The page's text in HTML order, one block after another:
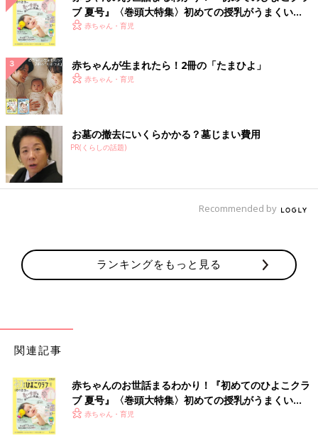
ブ 夏号』〈巻頭大特集〉初めての授乳がうまくい
く！ おっぱい・ミルクの基本と夏のトラブル 解決テ
赤ちゃん・育児
赤ちゃんが生まれたら！2冊の「たまひよ」
赤ちゃん・育児
お墓の撤去にいくらかかる？墓じまい費用
PR(くらしの話題)
Recommended by
ランキングをもっと見る
関連記事
赤ちゃんのお世話まるわかり！『初めてのひよこクラ
ブ 夏号』〈巻頭大特集〉初めての授乳がうまくい
く！ おっぱい・ミルクの基本と夏のトラブル 解決テ
赤ちゃん・育児